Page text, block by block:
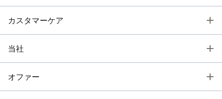
カスタマーケア
当社
オファー